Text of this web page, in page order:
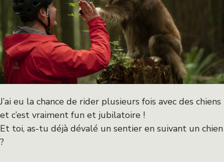
J’ai eu la chance de rider plusieurs fois avec des chiens
et c’est vraiment fun et jubilatoire !
Et toi, as-tu déjà dévalé un sentier en suivant un chien
?